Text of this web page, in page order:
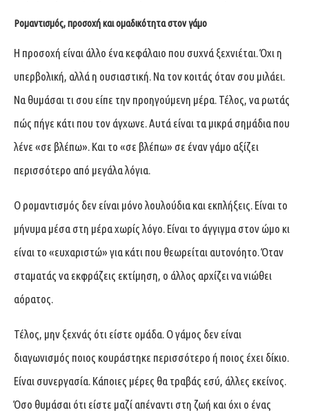
Ρομαντισμός, προσοχή και ομαδικότητα στον γάμο
Η προσοχή είναι άλλο ένα κεφάλαιο που συχνά ξεχνιέται. Όχι η
υπερβολική, αλλά η ουσιαστική. Να τον κοιτάς όταν σου μιλάει.
Να θυμάσαι τι σου είπε την προηγούμενη μέρα. Τέλος, να ρωτάς
πώς πήγε κάτι που τον άγχωνε. Αυτά είναι τα μικρά σημάδια που
λένε «σε βλέπω». Και το «σε βλέπω» σε έναν γάμο αξίζει
περισσότερο από μεγάλα λόγια.
Ο ρομαντισμός δεν είναι μόνο λουλούδια και εκπλήξεις. Είναι το
μήνυμα μέσα στη μέρα χωρίς λόγο. Είναι το άγγιγμα στον ώμο κι
είναι το «ευχαριστώ» για κάτι που θεωρείται αυτονόητο. Όταν
σταματάς να εκφράζεις εκτίμηση, ο άλλος αρχίζει να νιώθει
αόρατος.
Τέλος, μην ξεχνάς ότι είστε ομάδα. Ο γάμος δεν είναι
διαγωνισμός ποιος κουράστηκε περισσότερο ή ποιος έχει δίκιο.
Είναι συνεργασία. Κάποιες μέρες θα τραβάς εσύ, άλλες εκείνος.
Όσο θυμάσαι ότι είστε μαζί απέναντι στη ζωή και όχι ο ένας